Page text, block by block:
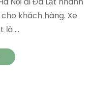
khách hàng. Xe
là …